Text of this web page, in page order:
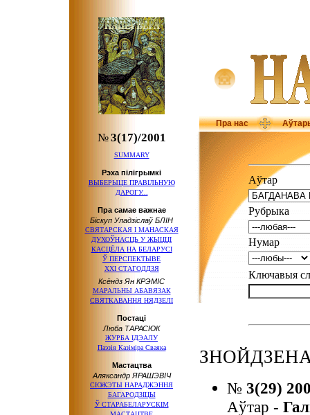
Пра нас
№3(17)/2001
SUMMARY
Рэха пілігрымкі
ВЫБЕРЫЦЕ ПРАВІЛЬНУЮ
ДАРОГУ...
Пра самае важнае
Біскуп Уладзіслаў БЛІН
СВЯТАРСКАЯ І МАНАСКАЯ
ДУХОЎНАСЦЬ У ЖЫЦЦІ
КАСЦЁЛА НА БЕЛАРУСІ
Ў ПЕРСПЕКТЫВЕ
ХХІ СТАГОДДЗЯ
Ксёндз Ян КРЭМІС
МАРАЛЬНЫ АБАВЯЗАК
СВЯТКАВАННЯ НЯДЗЕЛІ
Постаці
Люба ТАРАСЮК
ЖУРБА ІДЭАЛУ
Паэзія Казіміра Сваяка
Мастацтва
Аляксандр ЯРАШЭВІЧ
СЮЖЭТЫ НАРАДЖЭННЯ
БАГАРОДЗІЦЫ
Ў СТАРАБЕЛАРУСКІМ
Аўтар
Рубрыка
Нумар
Ключавыя
№ 3(29)
Аўтар -